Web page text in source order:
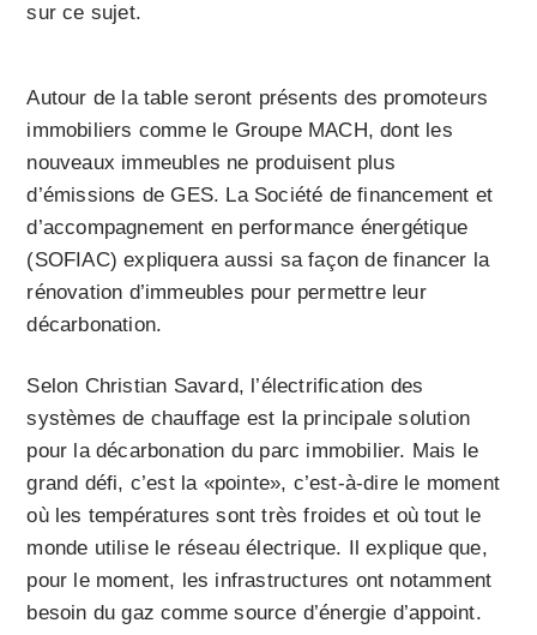
sur ce sujet.
Autour de la table seront présents des promoteurs
immobiliers comme le Groupe MACH, dont les
nouveaux immeubles ne produisent plus
d’émissions de GES. La Société de financement et
d’accompagnement en performance énergétique
(SOFIAC) expliquera aussi sa façon de financer la
rénovation d’immeubles pour permettre leur
décarbonation.
Selon Christian Savard, l’électrification des
systèmes de chauffage est la principale solution
pour la décarbonation du parc immobilier. Mais le
grand défi, c’est la «pointe», c’est-à-dire le moment
où les températures sont très froides et où tout le
monde utilise le réseau électrique. Il explique que,
pour le moment, les infrastructures ont notamment
besoin du gaz comme source d’énergie d’appoint.